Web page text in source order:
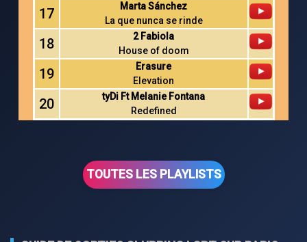
17
Marta Sánchez
La que nunca se rinde
18
2 Fabiola
House of doom
19
Erasure
Elevation
20
tyDi Ft Melanie Fontana
Redefined
TOUTES LES PLAYLISTS